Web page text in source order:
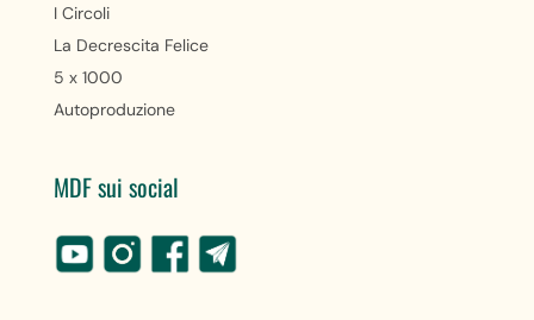
I Circoli
La Decrescita Felice
5 x 1000
Autoproduzione
MDF sui social